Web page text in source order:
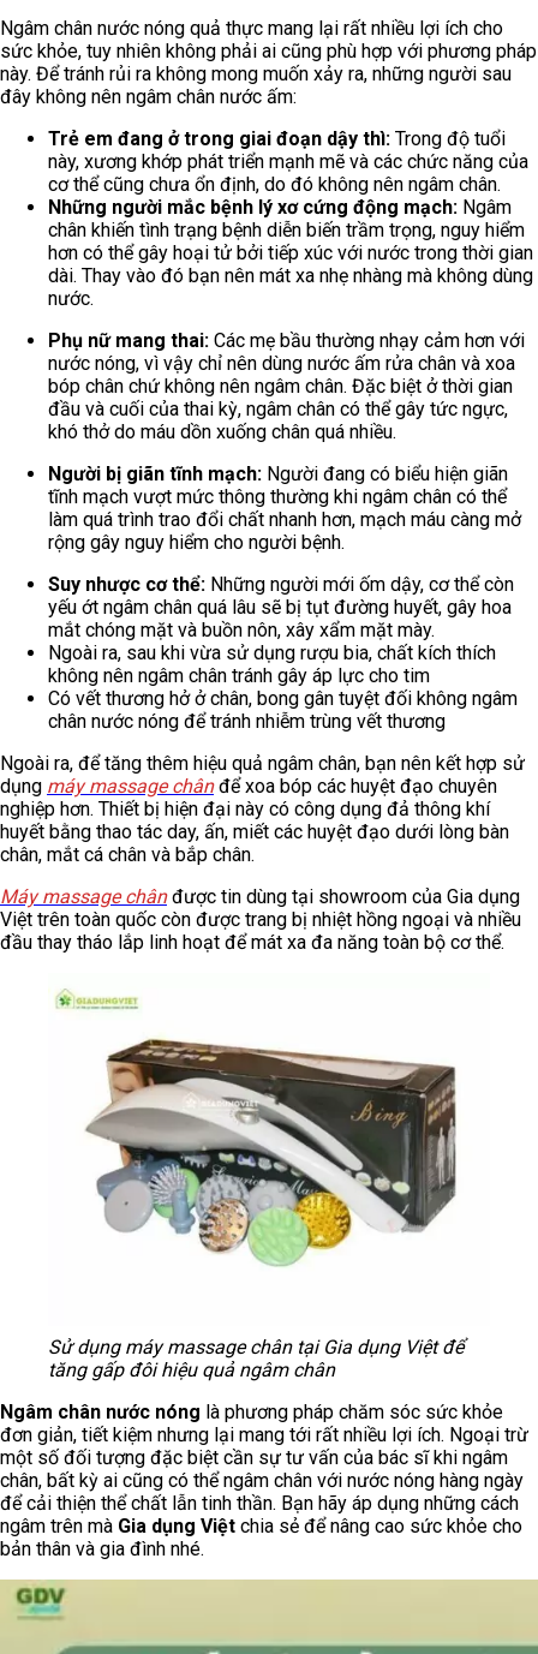
Ngâm chân nước nóng quả thực mang lại rất nhiều lợi ích cho
sức khỏe, tuy nhiên không phải ai cũng phù hợp với phương pháp
này. Để tránh rủi ra không mong muốn xảy ra, những người sau
đây không nên ngâm chân nước ấm:
Trẻ em đang ở trong giai đoạn dậy thì: Trong độ tuổi
này, xương khớp phát triển mạnh mẽ và các chức năng của
cơ thể cũng chưa ổn định, do đó không nên ngâm chân.
Những người mắc bệnh lý xơ cứng động mạch: Ngâm
chân khiến tình trạng bệnh diễn biến trầm trọng, nguy hiểm
hơn có thể gây hoại tử bởi tiếp xúc với nước trong thời gian
dài. Thay vào đó bạn nên mát xa nhẹ nhàng mà không dùng
nước.
Phụ nữ mang thai: Các mẹ bầu thường nhạy cảm hơn với
nước nóng, vì vậy chỉ nên dùng nước ấm rửa chân và xoa
bóp chân chứ không nên ngâm chân. Đặc biệt ở thời gian
đầu và cuối của thai kỳ, ngâm chân có thể gây tức ngực,
khó thở do máu dồn xuống chân quá nhiều.
Người bị giãn tĩnh mạch: Người đang có biểu hiện giãn
tĩnh mạch vượt mức thông thường khi ngâm chân có thể
làm quá trình trao đổi chất nhanh hơn, mạch máu càng mở
rộng gây nguy hiểm cho người bệnh.
Suy nhược cơ thể: Những người mới ốm dậy, cơ thể còn
yếu ớt ngâm chân quá lâu sẽ bị tụt đường huyết, gây hoa
mắt chóng mặt và buồn nôn, xây xẩm mặt mày.
Ngoài ra, sau khi vừa sử dụng rượu bia, chất kích thích
không nên ngâm chân tránh gây áp lực cho tim
Có vết thương hở ở chân, bong gân tuyệt đối không ngâm
chân nước nóng để tránh nhiễm trùng vết thương
Ngoài ra, để tăng thêm hiệu quả ngâm chân, bạn nên kết hợp sử
dụng máy massage chânđể xoa bóp các huyệt đạo chuyên
nghiệp hơn. Thiết bị hiện đại này có công dụng đả thông khí
huyết bằng thao tác day, ấn, miết các huyệt đạo dưới lòng bàn
chân, mắt cá chân và bắp chân.
Máy massage chânđược tin dùng tại showroom của Gia dụng
Việt trên toàn quốc còn được trang bị nhiệt hồng ngoại và nhiều
đầu thay tháo lắp linh hoạt để mát xa đa năng toàn bộ cơ thể.
Sử dụng máy massage chân tại Gia dụng Việt để
tăng gấp đôi hiệu quả ngâm chân
Ngâm chân nước nóng là phương pháp chăm sóc sức khỏe
đơn giản, tiết kiệm nhưng lại mang tới rất nhiều lợi ích. Ngoại trừ
một số đối tượng đặc biệt cần sự tư vấn của bác sĩ khi ngâm
chân, bất kỳ ai cũng có thể ngâm chân với nước nóng hàng ngày
để cải thiện thể chất lẫn tinh thần. Bạn hãy áp dụng những cách
ngâm trên mà Gia dụng Việt chia sẻ để nâng cao sức khỏe cho
bản thân và gia đình nhé.